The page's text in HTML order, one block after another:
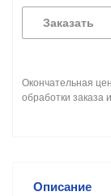
Заказать
Окончательная
обработки заказа
Описание